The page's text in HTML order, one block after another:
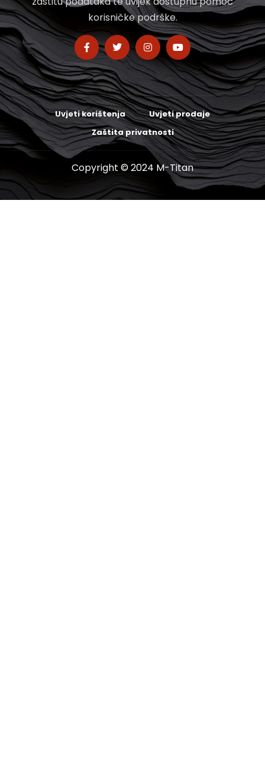
korisničke podrške.
Uvjeti korištenja
Uvjeti prodaje
Zaštita privatnosti
Copyright © 2024 M-Titan